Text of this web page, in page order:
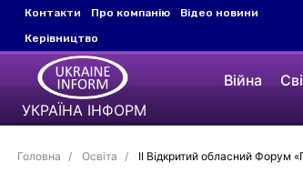
Контакти Про компанію
Відео новини
Керівництво
УКРАЇНА ІНФОРМ
Війна
Головна Освіта ІІ Відкритий обласний Форум